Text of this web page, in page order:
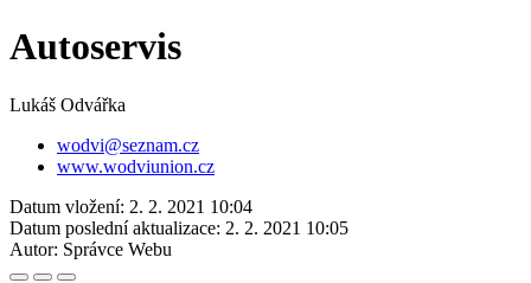
Autoservis
Lukáš Odvářka
wodvi@seznam.cz
www.wodviunion.cz
Datum vložení: 2. 2. 2021 10:04
Datum poslední aktualizace: 2. 2. 2021 10:05
Autor: Správce Webu